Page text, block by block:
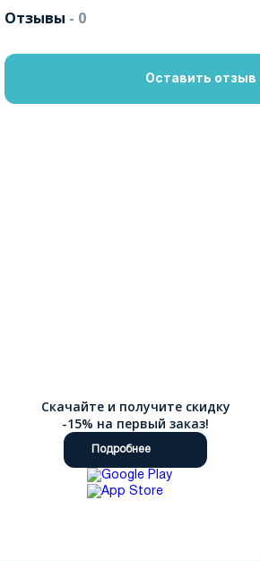
Отзывы - 0
Оставить отзыв
Скачайте и получите скидку
-15% на первый заказ!
Подробнее